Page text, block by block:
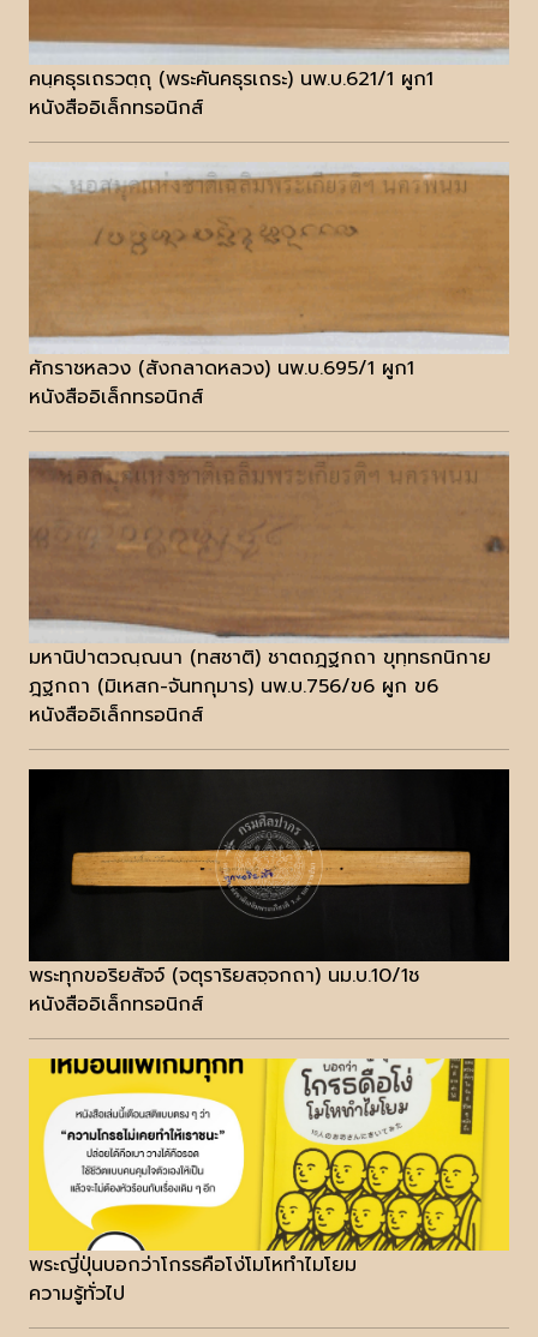
คนฺคธุรเถรวตฺถุ (พระคันคธุรเถระ) นพ.บ.621/1 ผูก1
หนังสืออิเล็กทรอนิกส์
ศักราชหลวง (สังกลาดหลวง) นพ.บ.695/1 ผูก1
หนังสืออิเล็กทรอนิกส์
มหานิปาตวณฺณนา (ทสชาติ) ชาตถฎฐกถา ขุทฺทธกนิกาย
ฎฐกถา (มิเหสก-จันทกุมาร) นพ.บ.756/ข6 ผูก ข6
หนังสืออิเล็กทรอนิกส์
พระทุกขอริยสัจจ์ (จตุราริยสจฺจกถา) นม.บ.10/1ช
หนังสืออิเล็กทรอนิกส์
พระญี่ปุ่นบอกว่าโกรธคือโง่โมโหทำไมโยม
ความรู้ทั่วไป